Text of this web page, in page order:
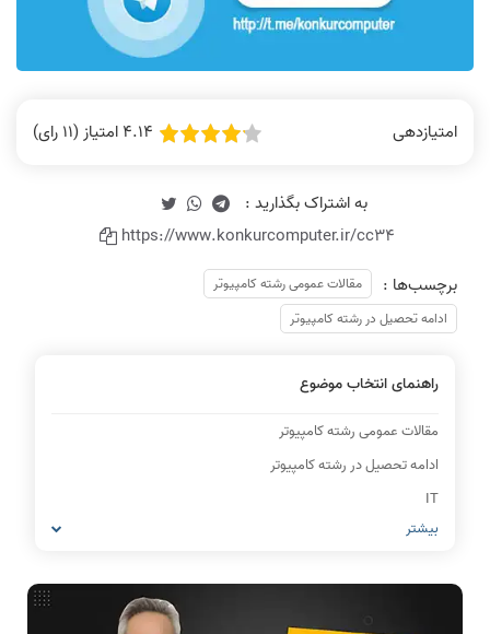
امتیازدهی 4.14 امتیاز (11 رای)
https://www.konkurcomputer.ir/cc34
برچسب‌ها :
مقالات عمومی رشته کامپیوتر
ادامه تحصیل در رشته کامپیوتر
راهنمای انتخاب موضوع
مقالات عمومی رشته کامپیوتر
ادامه تحصیل در رشته کامپیوتر
IT
شبکه های کامپیوتری
بیشتر